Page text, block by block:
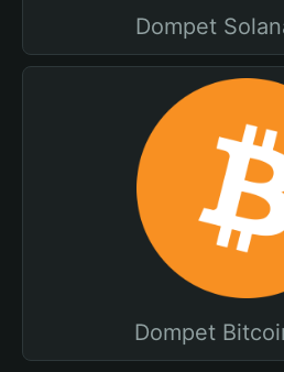
Dompet
Dompet